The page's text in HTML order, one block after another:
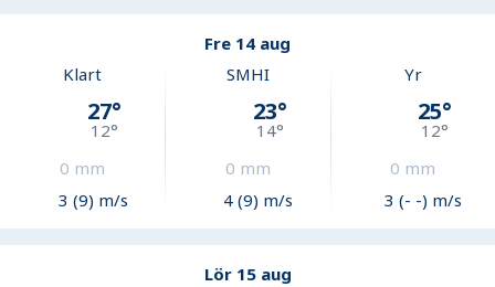
Fre 14 aug
Klart
27°
12°
0 mm
3 (9) m/s
SMHI
23°
14°
0 mm
4 (9) m/s
Yr
25°
12°
0 mm
3 (- -) m/s
Lör 15 aug